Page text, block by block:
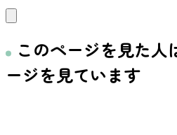
このページを見た人
ージを見ています